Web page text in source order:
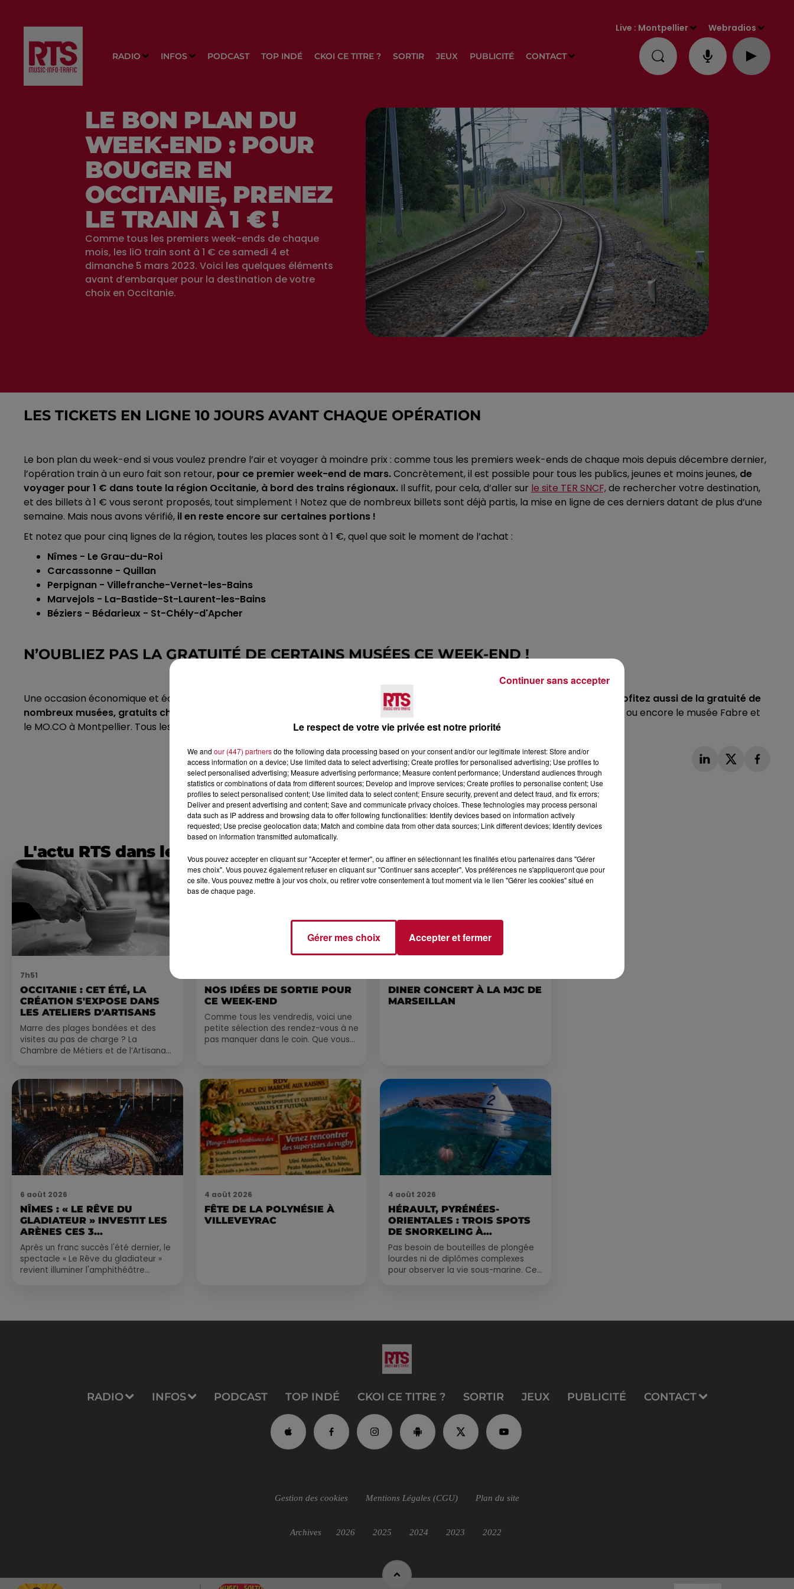
RADIO INFOS PODCAST TOP INDÉ CKOI CE TITRE ? SORTIR JEUX PUBLICITÉ CONTACT
Live : Montpellier Webradios
LE BON PLAN DU
WEEK-END : POUR
BOUGER EN
OCCITANIE, PRENEZ
LE TRAIN À 1 € !
Comme tous les premiers week-ends de chaque
mois, les liO train sont à 1 € ce samedi 4 et
dimanche 5 mars 2023. Voici les quelques éléments
avant d’embarquer pour la destination de votre
choix en Occitanie.
LES TICKETS EN LIGNE 10 JOURS AVANT CHAQUE OPÉRATION
Le bon plan du week-end si vous voulez prendre l’air et voyager à moindre prix : comme tous les premiers week-ends de chaque mois depuis décembre dernier,
l’opération train à un euro fait son retour, pour ce premier week-end de mars.Concrètement, il est possible pour tous les publics, jeunes et moins jeunes, de
voyager pour 1 € dans toute la région Occitanie, à bord des trains régionaux. Il suffit, pour cela, d’aller sur le site TER SNCF,de rechercher votre destination,
et des billets à 1 € vous seront proposés, tout simplement ! Notez que de nombreux billets sont déjà partis, la mise en ligne de ces derniers datant de plus d’une
semaine. Mais nous avons vérifié, il en reste encore sur certaines portions !
Et notez que pour cinq lignes de la région, toutes les places sont à 1 €, quel que soit le moment de l’achat :
Nîmes - Le Grau-du-Roi
Carcassonne - Quillan
Perpignan - Villefranche-Vernet-les-Bains
Marvejols - La-Bastide-St-Laurent-les-Bains
Béziers - Bédarieux - St-Chély-d'Apcher
N’OUBLIEZ PAS LA GRATUITÉ DE CERTAINS MUSÉES CE WEEK-END !
Une occasion économique et écologique de découvrir les villes et villages de la région.
profitez aussi de la gratuité de
nombreux musées, gratuits chaque 1er dimanche du mois.
Le musée NarboViaà Narbonne, le couvent des jacobins à Toulouse, ou encore le musée Fabre et
le MO.CO à Montpellier. Tous les bons plans à découvrir surle site Tourisme Occitanie.
L'actu RTS dans le Sud Voir plus
7h51
OCCITANIE : CET ÉTÉ, LA
CRÉATION S'EXPOSE DANS
LES ATELIERS D'ARTISANS
Marre des plages bondées et des
visites au pas de charge ? La
Chambre de Métiers et de l’Artisanat
NOS IDÉES DE SORTIE POUR
CE WEEK-END
Comme tous les vendredis, voici une
petite sélection des rendez-vous à ne
pas manquer dans le coin. Que vous
DINER CONCERT À LA MJC DE
MARSEILLAN
6 août 2026
NÎMES : « LE RÊVE DU
GLADIATEUR » INVESTIT LES
ARÈNES CES 3...
Après un franc succès l'été dernier, le
spectacle « Le Rêve du gladiateur »
revient illuminer l'amphithéâtre
4 août 2026
FÊTE DE LA POLYNÉSIE À
VILLEVEYRAC
4 août 2026
HÉRAULT, PYRÉNÉES-
ORIENTALES : TROIS SPOTS
DE SNORKELING À
EXPLORER...
Pas besoin de bouteilles de plongée
lourdes ni de diplômes complexes
pour observer la vie sous-marine. Cet
RADIO INFOS PODCAST TOP INDÉ CKOI CE TITRE ? SORTIR JEUX PUBLICITÉ CONTACT
Gestion des cookies Mentions Légales (CGU) Plan du site
Archives 2026 2025 2024 2023 2022
Le respect de votre vie privée est notre priorité
We and our (447) partnersdo the following data processing based on your consent and/or our legitimate interest: Store and/or
access information on a device; Use limited data to select advertising; Create profiles for personalised advertising; Use profiles to
select personalised advertising; Measure advertising performance; Measure content performance; Understand audiences through
statistics or combinations of data from different sources; Develop and improve services; Create profiles to personalise content; Use
profiles to select personalised content; Use limited data to select content; Ensure security, prevent and detect fraud, and fix errors;
Deliver and present advertising and content; Save and communicate privacy choices. These technologies may process personal
data such as IP address and browsing data to offer following functionalities: Identify devices based on information actively
requested; Use precise geolocation data; Match and combine data from other data sources; Link different devices; Identify devices
based on information transmitted automatically.
Vous pouvez accepter en cliquant sur "Accepter et fermer", ou affiner en sélectionnant les finalités et/ou partenaires dans "Gérer
mes choix". Vous pouvez également refuser en cliquant sur "Continuer sans accepter". Vos préférences ne s'appliqueront que pour
ce site. Vous pouvez mettre à jour vos choix, ou retirer votre consentement à tout moment via le lien "Gérer les cookies" situé en
bas de chaque page.
Gérer mes choix Accepter et fermer
Continuer sans accepter